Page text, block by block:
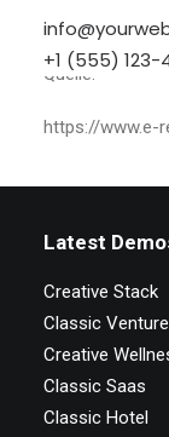
+1 (555) 123-
Quelle:
https://www.e-
Latest
Creative Stack
Classic Venture
Creative
Classic Saas
Classic Hotel